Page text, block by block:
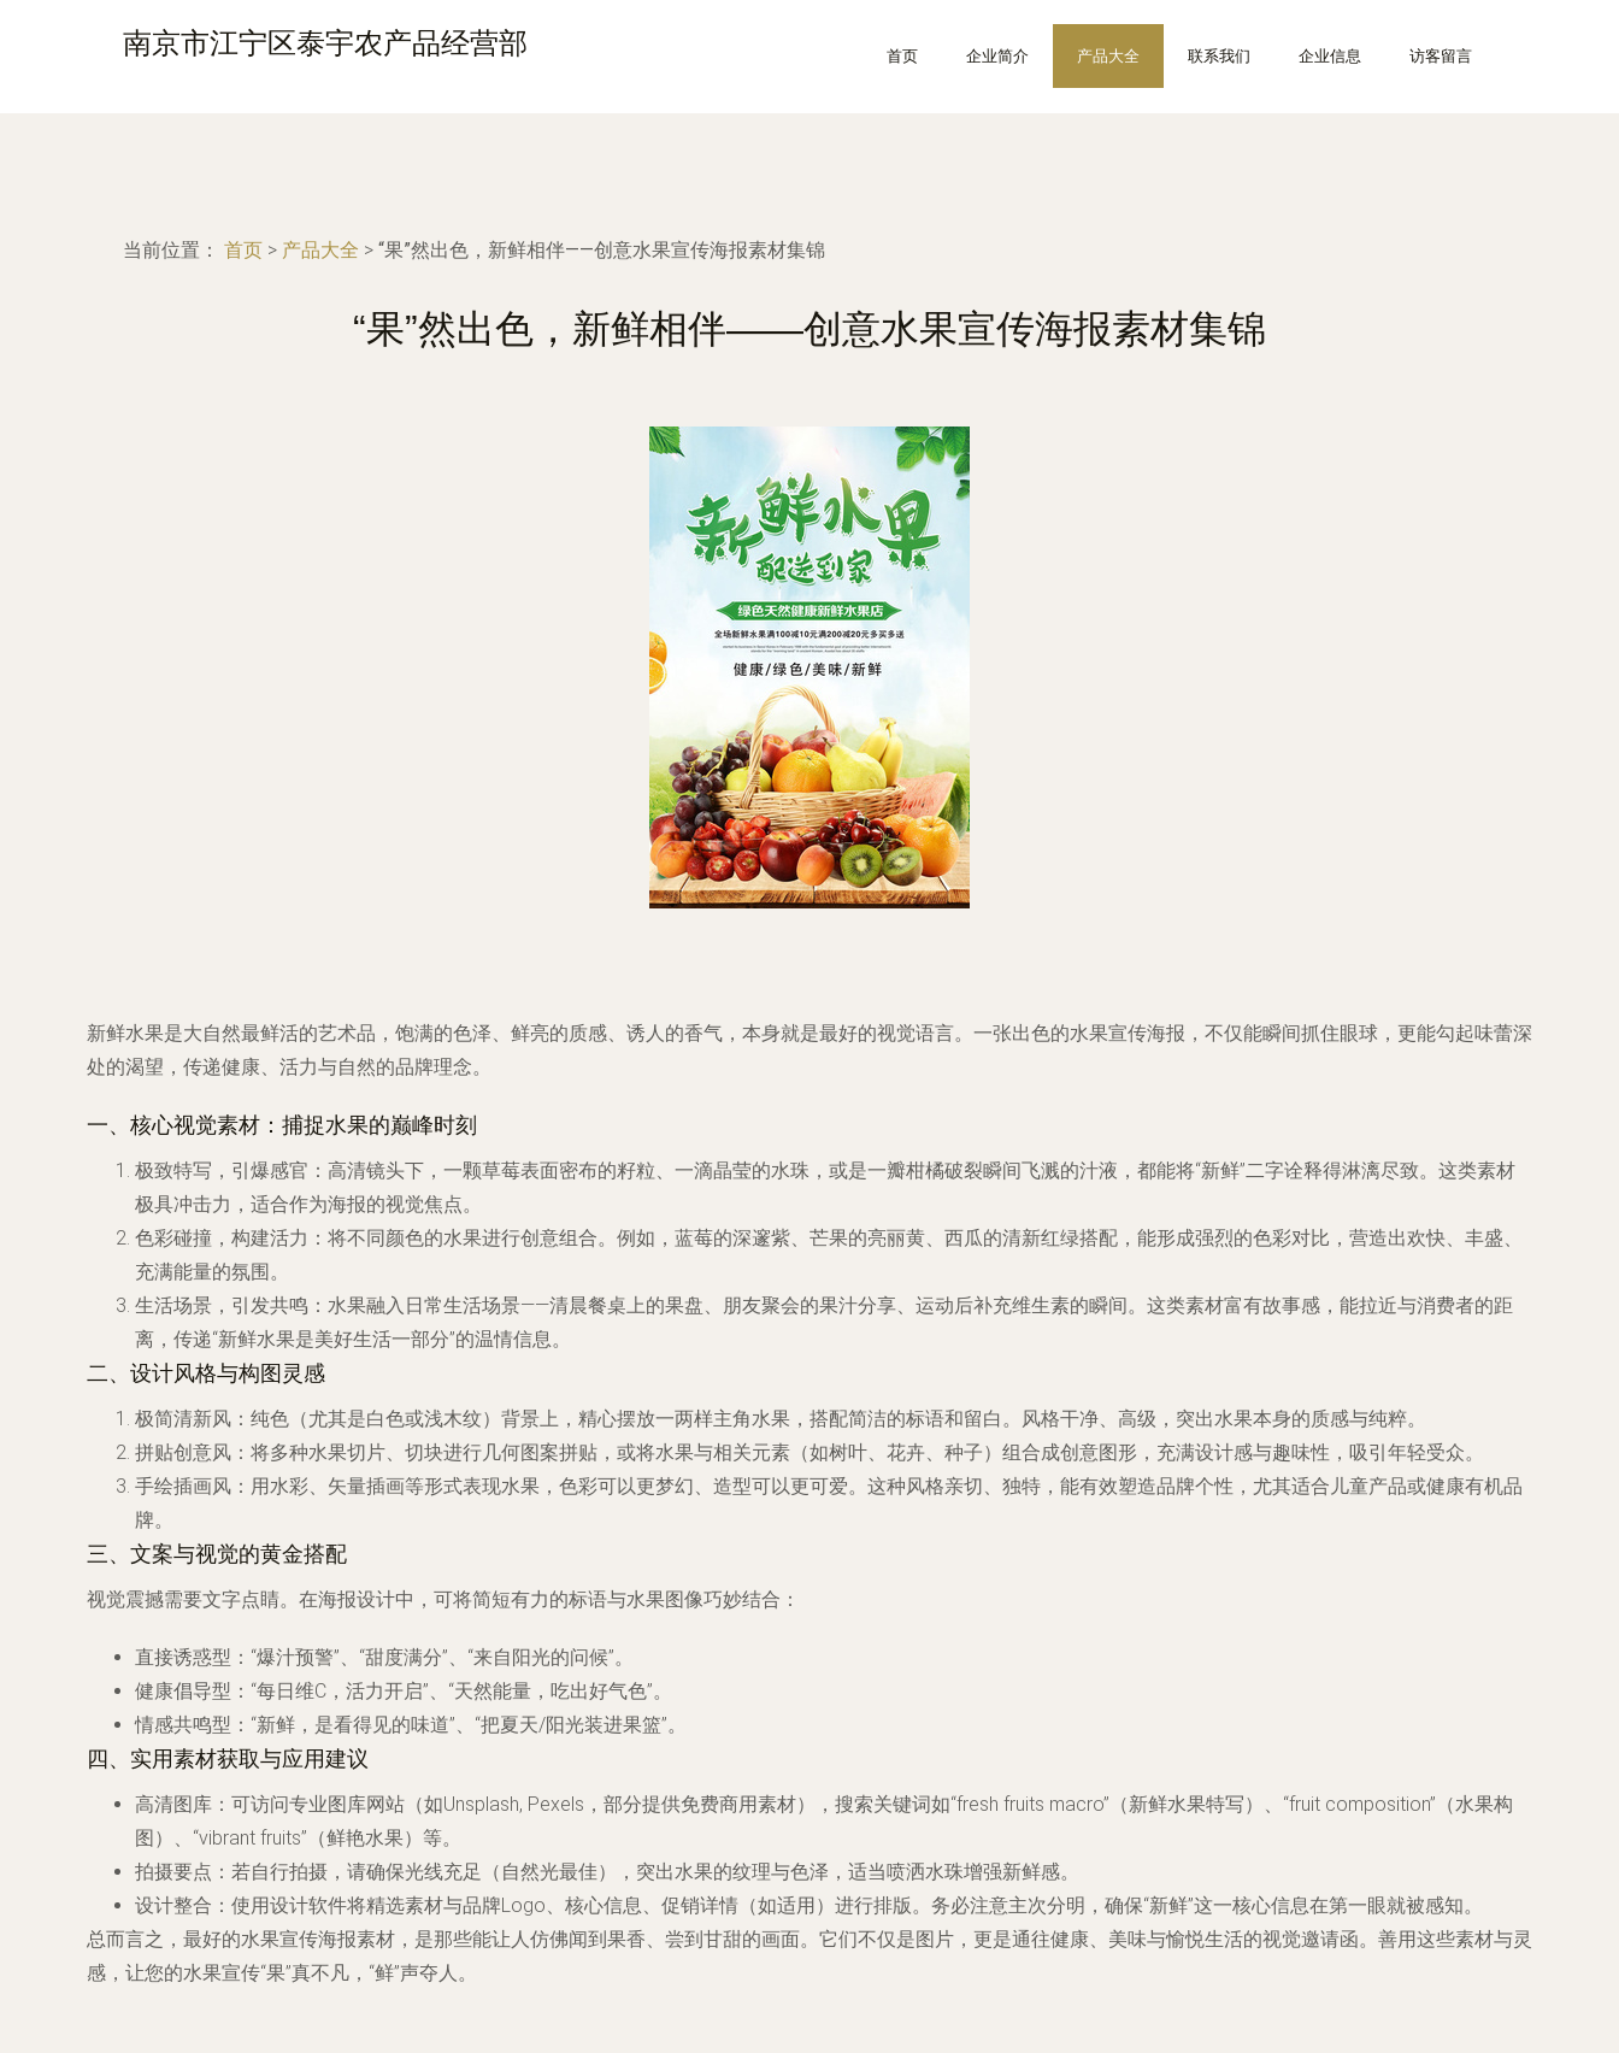
南京市江宁区泰宇农产品经营部 首页 企业简介 产品大全 联系我们 企业信息 访客留言
当前位置： 首页 > 产品大全 > “果”然出色，新鲜相伴——创意水果宣传海报素材集锦
“果”然出色，新鲜相伴——创意水果宣传海报素材集锦
新鲜水果是大自然最鲜活的艺术品，饱满的色泽、鲜亮的质感、诱人的香气，本身就是最好的视觉语言。一张出色的水果宣传海报，不仅能瞬间抓住眼球，更能勾起味蕾深
处的渴望，传递健康、活力与自然的品牌理念。
一、核心视觉素材：捕捉水果的巅峰时刻
极致特写，引爆感官 ：高清镜头下，一颗草莓表面密布的籽粒、一滴晶莹的水珠，或是一瓣柑橘破裂瞬间飞溅的汁液，都能将“新鲜”二字诠释得淋漓尽致。这类素材
极具冲击力，适合作为海报的视觉焦点。
色彩碰撞，构建活力 ：将不同颜色的水果进行创意组合。例如，蓝莓的深邃紫、芒果的亮丽黄、西瓜的清新红绿搭配，能形成强烈的色彩对比，营造出欢快、丰盛、
充满能量的氛围。
生活场景，引发共鸣 ：水果融入日常生活场景——清晨餐桌上的果盘、朋友聚会的果汁分享、运动后补充维生素的瞬间。这类素材富有故事感，能拉近与消费者的距
离，传递“新鲜水果是美好生活一部分”的温情信息。
二、设计风格与构图灵感
极简清新风 ：纯色（尤其是白色或浅木纹）背景上，精心摆放一两样主角水果，搭配简洁的标语和留白。风格干净、高级，突出水果本身的质感与纯粹。
拼贴创意风 ：将多种水果切片、切块进行几何图案拼贴，或将水果与相关元素（如树叶、花卉、种子）组合成创意图形，充满设计感与趣味性，吸引年轻受众。
手绘插画风 ：用水彩、矢量插画等形式表现水果，色彩可以更梦幻、造型可以更可爱。这种风格亲切、独特，能有效塑造品牌个性，尤其适合儿童产品或健康有机品
牌。
三、文案与视觉的黄金搭配
视觉震撼需要文字点睛。在海报设计中，可将简短有力的标语与水果图像巧妙结合：
直接诱惑型 ：“爆汁预警”、“甜度满分”、“来自阳光的问候”。
健康倡导型 ：“每日维C，活力开启”、“天然能量，吃出好气色”。
情感共鸣型 ：“新鲜，是看得见的味道”、“把夏天/阳光装进果篮”。
四、实用素材获取与应用建议
高清图库 ：可访问专业图库网站（如Unsplash, Pexels，部分提供免费商用素材），搜索关键词如“fresh fruits macro”（新鲜水果特写）、“fruit composition”（水果构
图）、“vibrant fruits”（鲜艳水果）等。
拍摄要点 ：若自行拍摄，请确保光线充足（自然光最佳），突出水果的纹理与色泽，适当喷洒水珠增强新鲜感。
设计整合 ：使用设计软件将精选素材与品牌Logo、核心信息、促销详情（如适用）进行排版。务必注意主次分明，确保“新鲜”这一核心信息在第一眼就被感知。
总而言之，最好的水果宣传海报素材，是那些能让人仿佛闻到果香、尝到甘甜的画面。它们不仅是图片，更是通往健康、美味与愉悦生活的视觉邀请函。善用这些素材与灵
感，让您的水果宣传“果”真不凡，“鲜”声夺人。